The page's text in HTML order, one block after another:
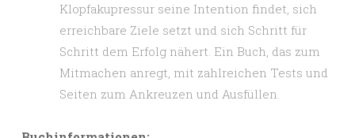
Klopfakupressur seine Intention findet, sich
erreichbare Ziele setzt und sich Schritt für
Schritt dem Erfolg nähert. Ein Buch, das zum
Mitmachen anregt, mit zahlreichen Tests und
Seiten zum Ankreuzen und Ausfüllen.